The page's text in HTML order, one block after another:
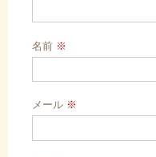
名前 ※
メール ※